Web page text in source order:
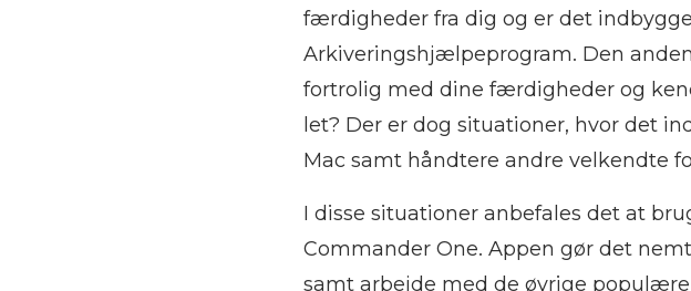
færdigheder fra dig og er det
Arkiveringshjælpeprogram. Den
fortrolig med dine færdigheder og
let? Der er dog situationer, hvor det
Mac samt håndtere andre velkendte
I disse situationer anbefales det at
Commander One. Appen gør det
samt arbejde med de øvrige